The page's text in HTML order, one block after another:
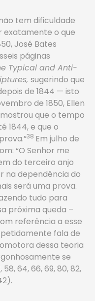
tem dificuldade
exatamente o que
José Bates
páginas
Typical and Anti-
sugerindo que
de 1844 — isto
de 1850, Ellen
que o tempo
1844, e que o
38 Em julho de
“O Senhor me
do terceiro anjo
na dependência do
será uma prova.
tudo para
próxima queda –
referência a esse
fala de
dessa teoria
se
64, 66, 69, 80, 82,